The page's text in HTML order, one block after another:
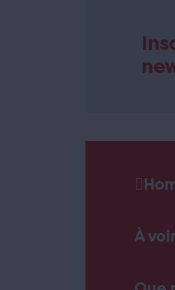
À voir